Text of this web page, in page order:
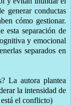
generar conductas
cómo gestionar.
esta separación de
y emocional
separados en
La autora plantea
la intensidad de
el conflicto)